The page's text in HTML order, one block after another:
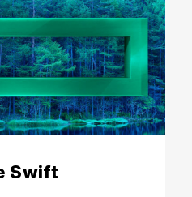
Swift